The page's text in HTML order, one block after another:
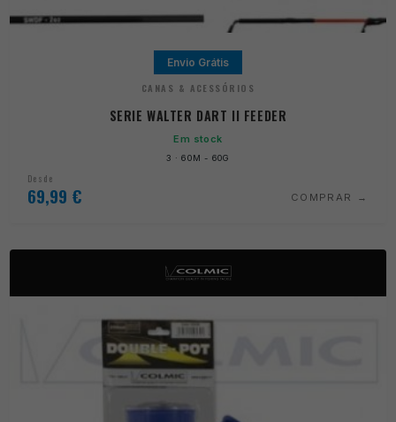
Envio Grátis
CANAS & ACESSÓRIOS
SERIE WALTER DART II FEEDER
Em stock
3 · 60M - 60G
Desde
69,99 € COMPRAR